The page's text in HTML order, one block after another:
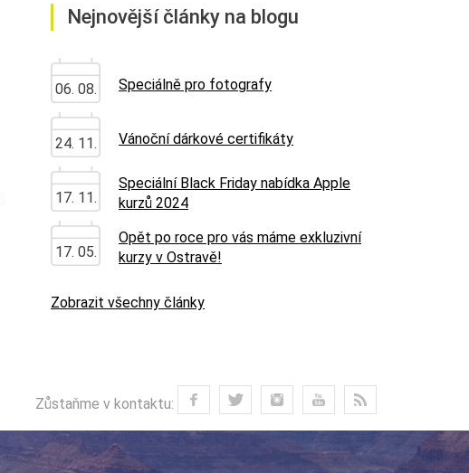
Nejnovější články na blogu
06. 08. Speciálně pro fotografy
24. 11. Vánoční dárkové certifikáty
17. 11.
Speciální Black Friday nabídka Apple
kurzů 2024
17. 05.
Opět po roce pro vás máme exkluzivní
kurzy v Ostravě!
Zobrazit všechny články
Zůstaňme v kontaktu: